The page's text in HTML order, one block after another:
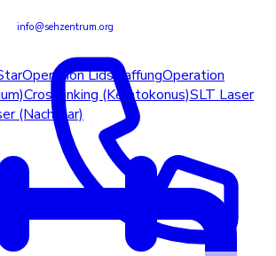
info@sehzentrum.org
Operation LidstraffungOperation
Crosslinking (Keratokonus)SLT Laser
(Nachstar)